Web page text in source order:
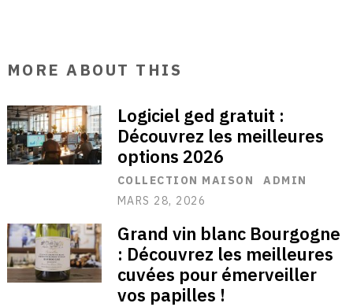
MORE ABOUT THIS
Logiciel ged gratuit :
Découvrez les meilleures
options 2026
COLLECTION MAISON
ADMIN
MARS 28, 2026
Grand vin blanc Bourgogne
: Découvrez les meilleures
cuvées pour émerveiller
vos papilles !